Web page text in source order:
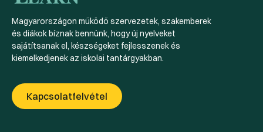
Magyarországon működő szervezetek, szakemberek
és diákok bíznak bennünk, hogy új nyelveket
sajátítsanak el, készségeket fejlesszenek és
kiemelkedjenek az iskolai tantárgyakban.
Kapcsolatfelvétel